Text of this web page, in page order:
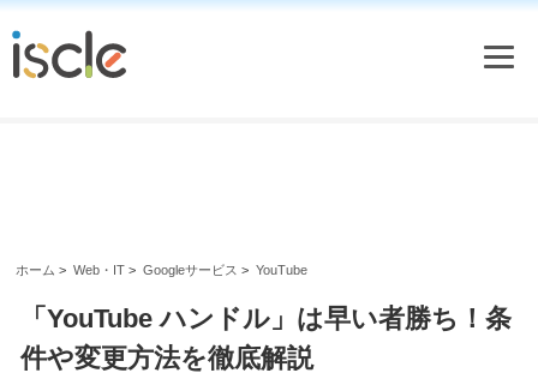
ホーム > Web・IT > Googleサービス > YouTube
「YouTube ハンドル」は早い者勝ち！条
件や変更方法を徹底解説